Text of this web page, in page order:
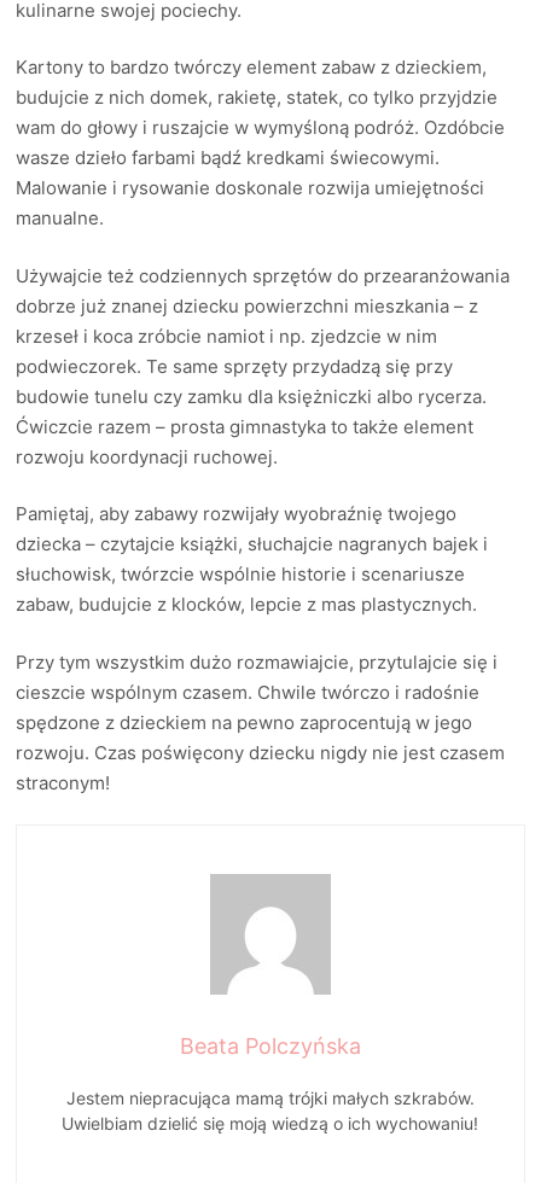
kulinarne swojej pociechy.
Kartony to bardzo twórczy element zabaw z dzieckiem,
budujcie z nich domek, rakietę, statek, co tylko przyjdzie
wam do głowy i ruszajcie w wymyśloną podróż. Ozdóbcie
wasze dzieło farbami bądź kredkami świecowymi.
Malowanie i rysowanie doskonale rozwija umiejętności
manualne.
Używajcie też codziennych sprzętów do przearanżowania
dobrze już znanej dziecku powierzchni mieszkania – z
krzeseł i koca zróbcie namiot i np. zjedzcie w nim
podwieczorek. Te same sprzęty przydadzą się przy
budowie tunelu czy zamku dla księżniczki albo rycerza.
Ćwiczcie razem – prosta gimnastyka to także element
rozwoju koordynacji ruchowej.
Pamiętaj, aby zabawy rozwijały wyobraźnię twojego
dziecka – czytajcie książki, słuchajcie nagranych bajek i
słuchowisk, twórzcie wspólnie historie i scenariusze
zabaw, budujcie z klocków, lepcie z mas plastycznych.
Przy tym wszystkim dużo rozmawiajcie, przytulajcie się i
cieszcie wspólnym czasem. Chwile twórczo i radośnie
spędzone z dzieckiem na pewno zaprocentują w jego
rozwoju. Czas poświęcony dziecku nigdy nie jest czasem
straconym!
Beata Polczyńska
Jestem niepracująca mamą trójki małych szkrabów.
Uwielbiam dzielić się moją wiedzą o ich wychowaniu!